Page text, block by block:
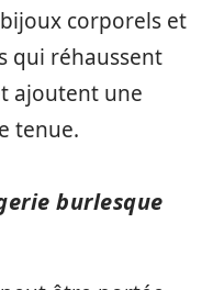
corporels et
qui réhaussent
ajoutent une
tenue.
burlesque